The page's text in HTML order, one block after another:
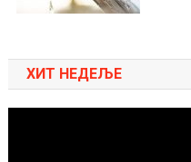
ХИТ НЕДЕЉЕ